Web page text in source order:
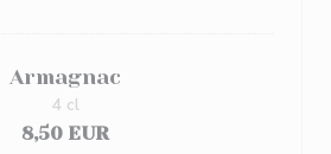
Armagnac
8,50 EUR
4 cl